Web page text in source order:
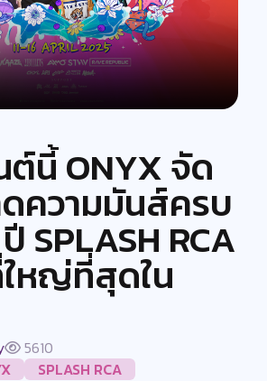
นี้ ONYX จัด
ความมันส์ครบ
SPLASH RCA
หญ่ที่สุดใน
5610
SPLASH RCA